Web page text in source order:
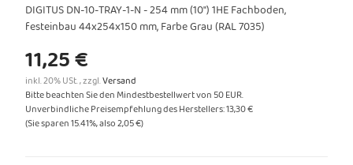
DIGITUS DN-10-TRAY-1-N - 254 mm (10") 1HE Fachboden,
festeinbau 44x254x150 mm, Farbe Grau (RAL 7035)
11,25 €
inkl. 20% USt. , zzgl.Versand
Bitte beachten Sie den Mindestbestellwert von 50 EUR.
Unverbindliche Preisempfehlung des Herstellers:13,30 €
(Sie sparen15.41%, also2,05 €)